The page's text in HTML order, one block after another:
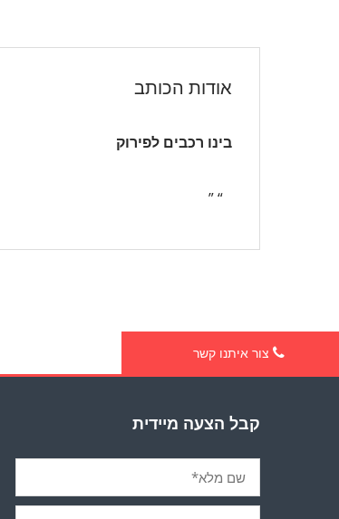
אודות הכותב
בינו רכבים לפירוק
“ ”
צור איתנו קשר
קבל הצעה מיידית